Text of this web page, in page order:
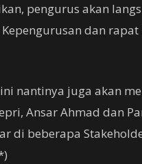
pengurus akan
dan
nantinya juga akan
Ansar Ahmad dan
di beberapa